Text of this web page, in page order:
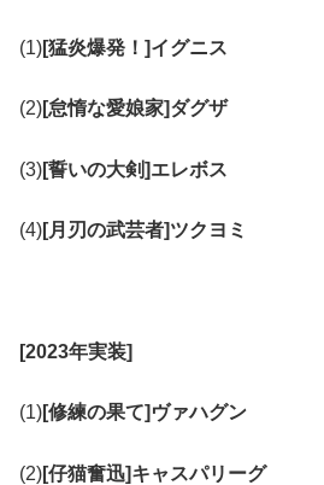
(1)[猛炎爆発！]イグニス
(2)[怠惰な愛娘家]ダグザ
(3)[誓いの大剣]エレボス
(4)[月刃の武芸者]ツクヨミ
[2023年実装]
(1)[修練の果て]ヴァハグン
(2)[仔猫奮迅]キャスパリーグ